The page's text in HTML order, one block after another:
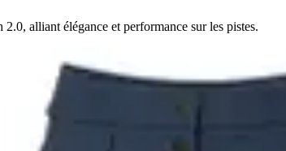
alliant élégance et performance sur les pistes.